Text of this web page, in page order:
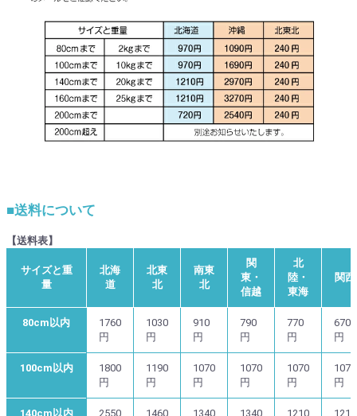
■送料について
【送料表】
サイズと重
量
北海
道
北東
北
南東
北
関
東・
信越
北
陸・
東海
関西
80cm以内
1760
円
1030
円
910
円
790
円
770
円
670
円
100cm以内
1800
円
1190
円
1070
円
1070
円
1070
円
1070
円
140cm以内
2550
1460
1340
1340
1210
1210